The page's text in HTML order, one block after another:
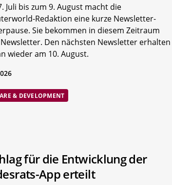
Juli bis zum 9. August macht die
Redaktion eine kurze Newsletter-
Sie bekommen in diesem Zeitraum
Den nächsten Newsletter erhalten
wieder am 10. August.
& DEVELOPMENT
für die Entwicklung der
App erteilt